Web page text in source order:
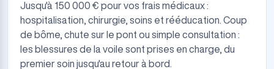
Jusqu'à 150 000 € pour vos frais médicaux :
hospitalisation, chirurgie, soins et rééducation. Coup
de bôme, chute sur le pont ou simple consultation :
les blessures de la voile sont prises en charge, du
premier soin jusqu'au retour à bord.